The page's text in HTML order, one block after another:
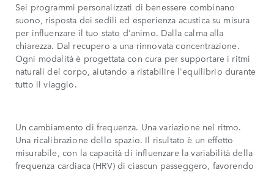
Sei programmi personalizzati di benessere combinano
suono, risposta dei sedili ed esperienza acustica su misura
per influenzare il tuo stato d'animo. Dalla calma alla
chiarezza. Dal recupero a una rinnovata concentrazione.
Ogni modalità è progettata con cura per supportare i ritmi
naturali del corpo, aiutando a ristabilire l'equilibrio durante
tutto il viaggio.
Un cambiamento di frequenza. Una variazione nel ritmo.
Una ricalibrazione dello spazio. Il risultato è un effetto
misurabile, con la capacità di influenzare la variabilità della
frequenza cardiaca (HRV) di ciascun passeggero, favorendo